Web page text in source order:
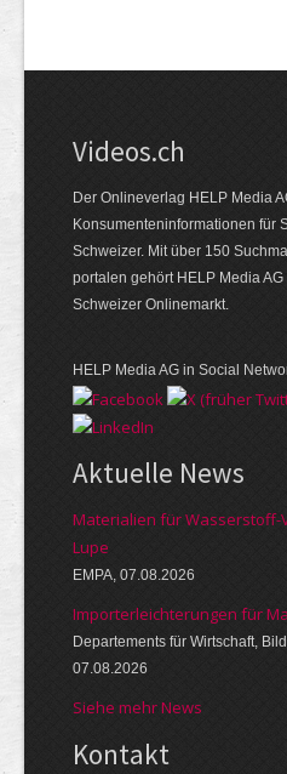
Videos.ch
Der Onlineverlag HELP Media
Konsumenten­informationen für
Schweizer. Mit über 150
portalen gehört HELP Media
Schweizer Onlinemarkt.
HELP Media AG in Social
Aktuelle News
Materialien für
Lupe
EMPA, 07.08.2026
Importerleichterungen für
Departements für Wirtschaft,
07.08.2026
Siehe mehr News
Kontakt